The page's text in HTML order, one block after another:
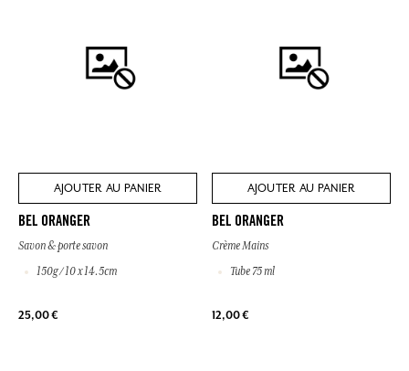
AJOUTER AU PANIER
BEL ORANGER
Savon & porte savon
150g / 10 x 14.5cm
25,00 €
AJOUTER AU PANIER
BEL ORANGER
Crème Mains
Tube 75 ml
12,00 €